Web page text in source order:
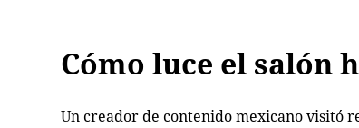
Cómo luce el salón
Un creador de contenido mexicano visitó